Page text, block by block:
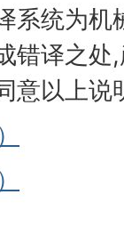
系统为
错译之处
意以上说